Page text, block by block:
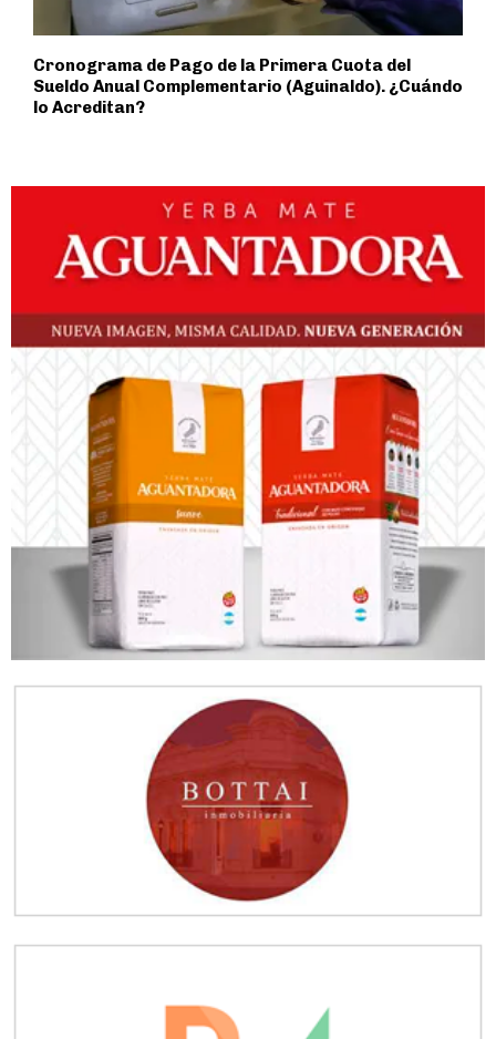
Cronograma de Pago de la Primera Cuota del
Sueldo Anual Complementario (Aguinaldo). ¿Cuándo
lo Acreditan?